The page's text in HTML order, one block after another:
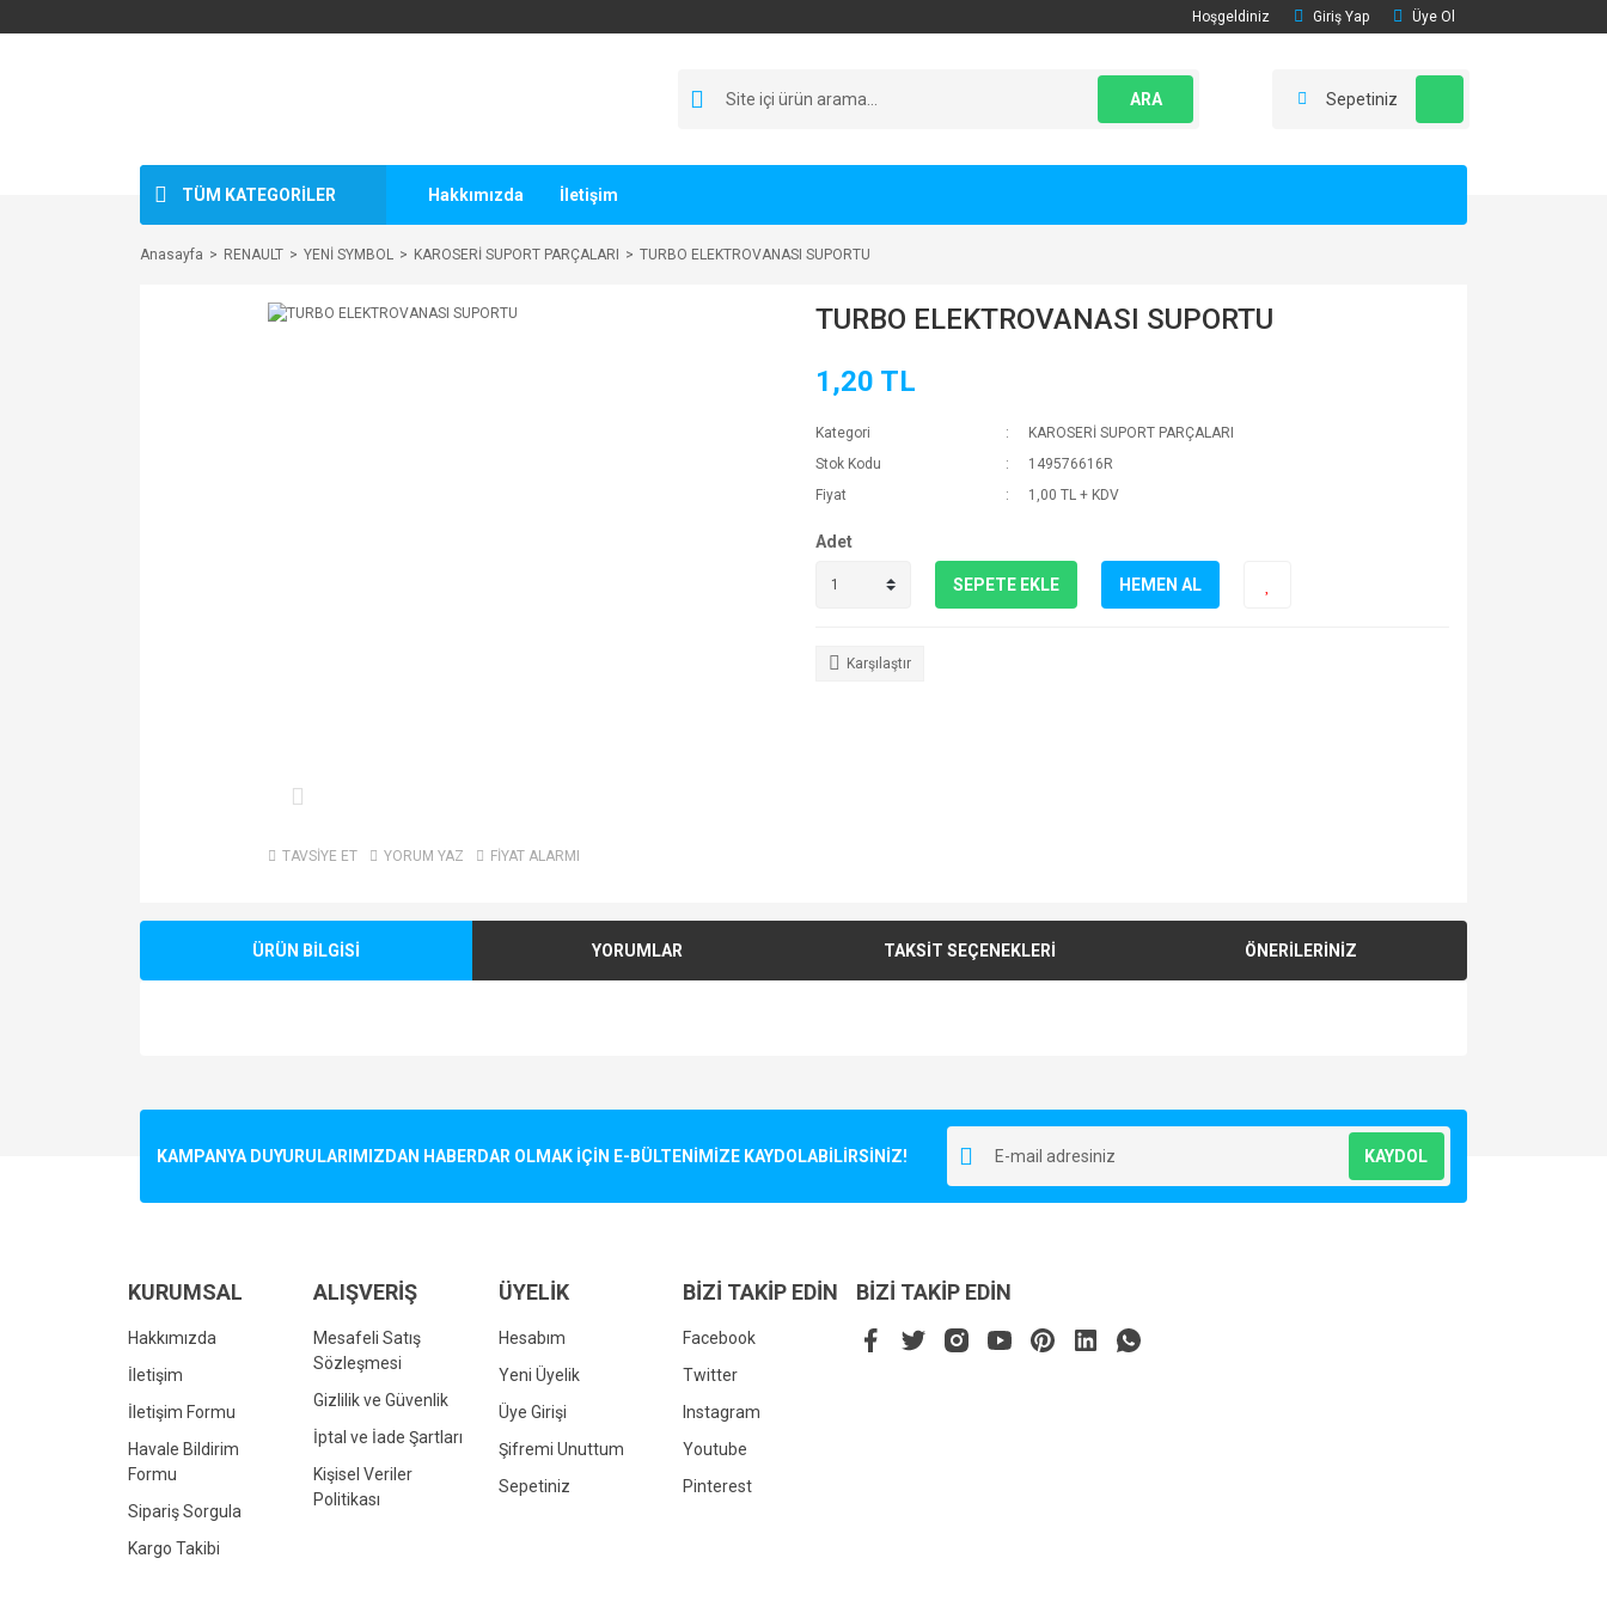
Hoşgeldiniz Giriş Yap Üye Ol
ARA Sepetiniz
TÜM KATEGORİLER Hakkımızda İletişim
Anasayfa RENAULT YENİ SYMBOL KAROSERİ SUPORT PARÇALARI TURBO ELEKTROVANASI SUPORTU
TAVSİYE ET YORUM YAZ FİYAT ALARMI
TURBO ELEKTROVANASI SUPORTU
1,20 TL
Kategori
KAROSERİ SUPORT PARÇALARI
Stok Kodu
149576616R
Fiyat
1,00 TL + KDV
Adet
SEPETE EKLE HEMEN AL
Karşılaştır
ÜRÜN BİLGİSİ YORUMLAR TAKSİT SEÇENEKLERİ ÖNERİLERİNİZ
Ürün resmi kalitesiz, bozuk veya görüntülenemiyor.
Bu ürüne benzer farklı alternatifler olmalı.
KAMPANYA DUYURULARIMIZDAN HABERDAR OLMAK İÇİN E-BÜLTENİMİZE KAYDOLABİLİRSİNİZ! KAYDOL
KURUMSAL
Hakkımızda
İletişim
İletişim Formu
Havale Bildirim
Formu
Sipariş Sorgula
Kargo Takibi
ALIŞVERİŞ
Mesafeli Satış
Sözleşmesi
Gizlilik ve Güvenlik
İptal ve İade Şartları
Kişisel Veriler
Politikası
ÜYELİK
Hesabım
Yeni Üyelik
Üye Girişi
Şifremi Unuttum
Sepetiniz
BİZİ TAKİP EDİN
Facebook
Twitter
Instagram
Youtube
Pinterest
BİZİ TAKİP EDİN